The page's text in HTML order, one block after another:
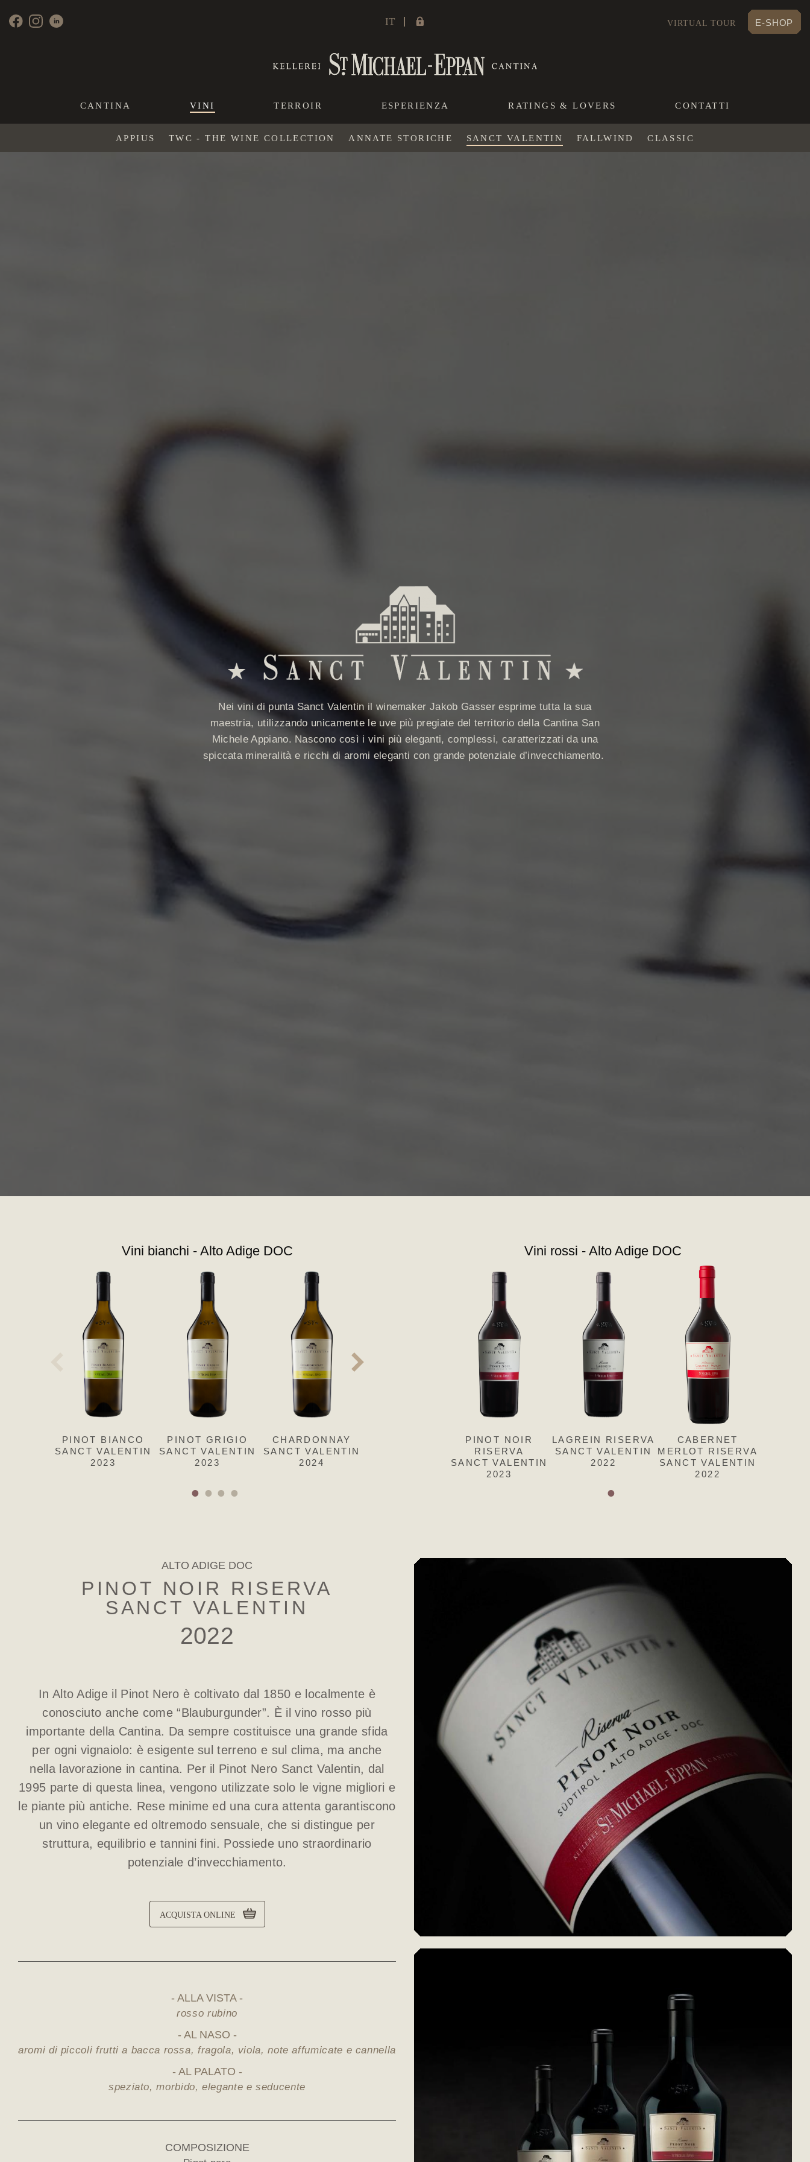
IT VIRTUAL TOUR E-SHOP
CANTINA VINI TERROIR ESPERIENZA RATINGS & LOVERS CONTATTI
APPIUS TWC - THE WINE COLLECTION ANNATE STORICHE SANCT VALENTIN FALLWIND CLASSIC
Nei vini di punta Sanct Valentin il winemaker Jakob Gasser esprime tutta la sua
maestria, utilizzando unicamente le uve più pregiate del territorio della Cantina San
Michele Appiano. Nascono così i vini più eleganti, complessi, caratterizzati da una
spiccata mineralità e ricchi di aromi eleganti con grande potenziale d’invecchiamento.
Vini bianchi - Alto Adige DOC
PINOT BIANCO
SANCT VALENTIN
2023
PINOT GRIGIO
SANCT VALENTIN
2023
CHARDONNAY
SANCT VALENTIN
2024
GEWÜRZTRAMINE
R
SANCT VALENTIN
2025
PASSITO
COMTESS
SANCT VALENTIN
Vini rossi - Alto Adige DOC
PINOT NOIR
RISERVA
SANCT VALENTIN
2023
LAGREIN RISERVA
SANCT VALENTIN
2022
CABERNET
MERLOT RISERVA
SANCT VALENTIN
2022
ALTO ADIGE DOC
PINOT NOIR RISERVA
SANCT VALENTIN
2022
In Alto Adige il Pinot Nero è coltivato dal 1850 e localmente è
conosciuto anche come “Blauburgunder”. È il vino rosso più
importante della Cantina. Da sempre costituisce una grande sfida
per ogni vignaiolo: è esigente sul terreno e sul clima, ma anche
nella lavorazione in cantina. Per il Pinot Nero Sanct Valentin, dal
1995 parte di questa linea, vengono utilizzate solo le vigne migliori e
le piante più antiche. Rese minime ed una cura attenta garantiscono
un vino elegante ed oltremodo sensuale, che si distingue per
struttura, equilibrio e tannini fini. Possiede uno straordinario
potenziale d’invecchiamento.
ACQUISTA ONLINE
ALLA VISTA
rosso rubino
AL NASO
aromi di piccoli frutti a bacca rossa, fragola, viola, note affumicate e cannella
AL PALATO
speziato, morbido, elegante e seducente
COMPOSIZIONE